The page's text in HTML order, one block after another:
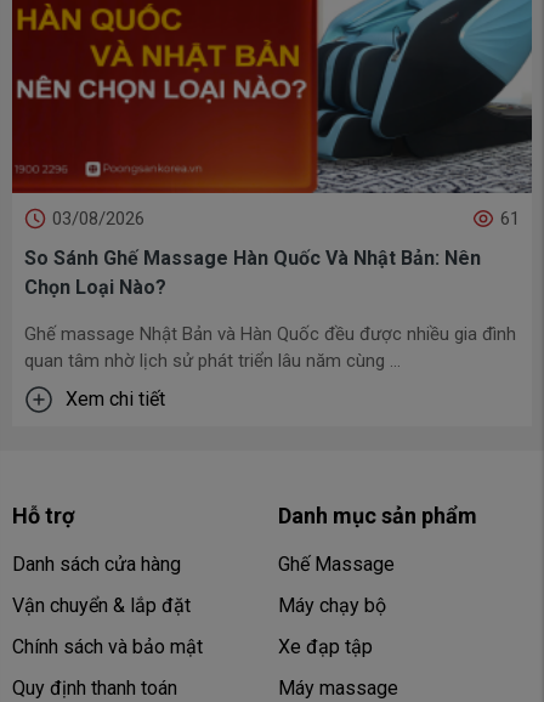
03/08/2026 61
So Sánh Ghế Massage Hàn Quốc Và Nhật Bản: Nên
Chọn Loại Nào?
Ghế massage Nhật Bản và Hàn Quốc đều được nhiều gia đình
quan tâm nhờ lịch sử phát triển lâu năm cùng ...
Xem chi tiết
Hỗ trợ
Danh sách cửa hàng
Vận chuyển & lắp đặt
Chính sách và bảo mật
Quy định thanh toán
Danh mục sản phẩm
Ghế Massage
Máy chạy bộ
Xe đạp tập
Máy massage